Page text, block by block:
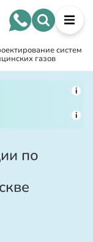
систем
газов
i
i
по